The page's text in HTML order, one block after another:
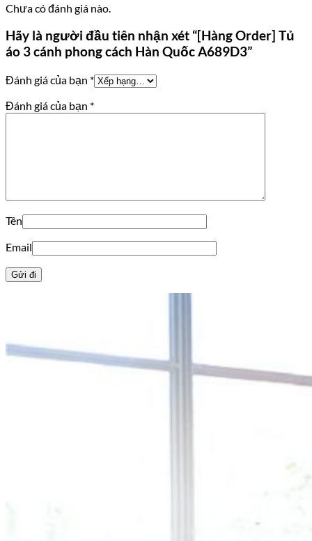
Chưa có đánh giá nào.
Hãy là người đầu tiên nhận xét “[Hàng Order] Tủ
áo 3 cánh phong cách Hàn Quốc A689D3”
Đánh giá của bạn *
Đánh giá của bạn *
Tên
Email